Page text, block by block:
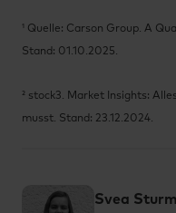
¹ Quelle: Carson Group. A
Stand: 01.10.2025.
² stock3. Market Insights:
musst. Stand: 23.12.2024.
Svea Sturm